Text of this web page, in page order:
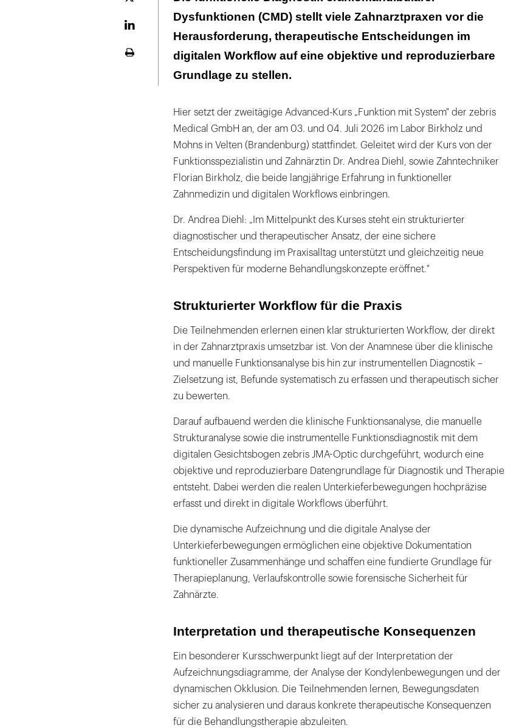
Dysfunktionen (CMD) stellt viele Zahnarztpraxen vor die
Herausforderung, therapeutische Entscheidungen im
digitalen Workflow auf eine objektive und reproduzierbare
Grundlage zu stellen.
Hier setzt der zweitägige Advanced-Kurs „Funktion mit System" der zebris
Medical GmbH an, der am 03. und 04. Juli 2026 im Labor Birkholz und
Mohns in Velten (Brandenburg) stattfindet. Geleitet wird der Kurs von der
Funktionsspezialistin und Zahnärztin Dr. Andrea Diehl, sowie Zahntechniker
Florian Birkholz, die beide langjährige Erfahrung in funktioneller
Zahnmedizin und digitalen Workflows einbringen.
Dr. Andrea Diehl: „Im Mittelpunkt des Kurses steht ein strukturierter
diagnostischer und therapeutischer Ansatz, der eine sichere
Entscheidungsfindung im Praxisalltag unterstützt und gleichzeitig neue
Perspektiven für moderne Behandlungskonzepte eröffnet."
Strukturierter Workflow für die Praxis
Die Teilnehmenden erlernen einen klar strukturierten Workflow, der direkt
in der Zahnarztpraxis umsetzbar ist. Von der Anamnese über die klinische
und manuelle Funktionsanalyse bis hin zur instrumentellen Diagnostik –
Zielsetzung ist, Befunde systematisch zu erfassen und therapeutisch sicher
zu bewerten.
Darauf aufbauend werden die klinische Funktionsanalyse, die manuelle
Strukturanalyse sowie die instrumentelle Funktionsdiagnostik mit dem
digitalen Gesichtsbogen zebris JMA-Optic durchgeführt, wodurch eine
objektive und reproduzierbare Datengrundlage für Diagnostik und Therapie
entsteht. Dabei werden die realen Unterkieferbewegungen hochpräzise
erfasst und direkt in digitale Workflows überführt.
Die dynamische Aufzeichnung und die digitale Analyse der
Unterkieferbewegungen ermöglichen eine objektive Dokumentation
funktioneller Zusammenhänge und schaffen eine fundierte Grundlage für
Therapieplanung, Verlaufskontrolle sowie forensische Sicherheit für
Zahnärzte.
Interpretation und therapeutische Konsequenzen
Ein besonderer Kursschwerpunkt liegt auf der Interpretation der
Aufzeichnungsdiagramme, der Analyse der Kondylenbewegungen und der
dynamischen Okklusion. Die Teilnehmenden lernen, Bewegungsdaten
sicher zu analysieren und daraus konkrete therapeutische Konsequenzen
für die Behandlungstherapie abzuleiten.